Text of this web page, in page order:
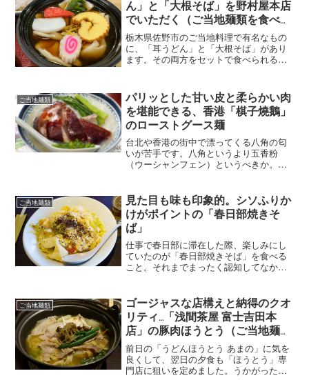
ん」と「大根そば」を野村屋本店
でいただく（ご当地麺類を食べる
旅：8）
栃木県佐野市のご当地料理で有名なもの
に、「耳うどん」と「大根そば」があり
ます。その両方をセットで食べられるお
の地域密着系そば屋といった感じの「野
村屋本店」。明治40年創...
ご当地麺類
パリッとした甘い皮と柔らかい肉
を堪能できる、香港「棋子燒鵝」
のローストグース麺
台北や香港の街中で漂ってくる八角の匂
いが苦手です。八角というより五香粉
（ウーシャンフェン）というべきか。と
らいから平気になり、むしろ食べたくな
るから不思議なものです。...
ご当地麺類
見た目も味も印象的。シソふりか
けがポイントの「春日部焼きそ
ば」
仕事で春日部に滞在した際、楽しみにし
ていたのが「春日部焼きそば」を食べる
こと。それまでまったく認知してなかっ
「けいらく」。春日部焼きそばは焼きそ
ば専門店というより、中華...
ご当地麺類
ゴージャスな店構えと納得のクオ
リティ…「浅間茶屋 富士吉田本
店」の豚肉ほうとう（ご当地麺類
を食べる旅：23）
前日の「うどんほうとう あまの」に気を
良くして、翌日の夕食も「ほうとう」専
門店に狙いを定めました。うかがったの